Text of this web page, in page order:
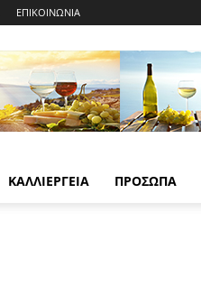
ΕΠΙΚΟΙΝΩΝΙΑ
ΚΑΛΛΙΕΡΓΕΙΑ ΠΡΟΣΩΠΑ